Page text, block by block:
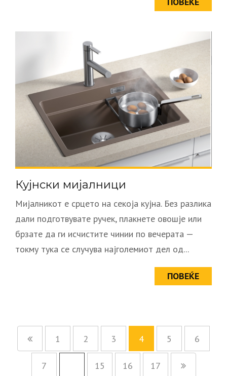
Кујнски мијалници
Мијалникот е срцето на секоја кујна. Без разлика
дали подготвувате ручек, плакнете овошје или
брзате да ги исчистите чинии по вечерата —
токму тука се случува најголемиот дел од...
ПОВЕЌЕ
1 2 3 4 5 6
7 15 16 17